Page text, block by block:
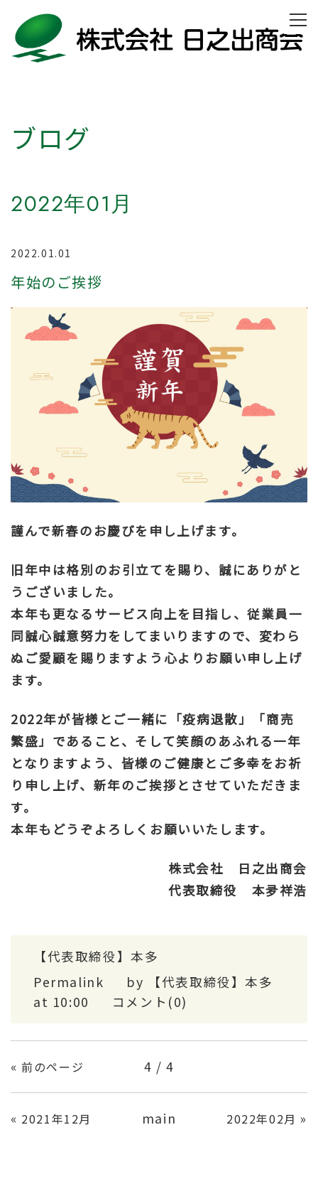
ブログ
2022年01月
2022.01.01
年始のご挨拶
謹んで新春のお慶びを申し上げます。
旧年中は格別のお引立てを賜り、誠にありがと
うございました。
本年も更なるサービス向上を目指し、従業員一
同誠心誠意努力をしてまいりますので、変わら
ぬご愛顧を賜りますよう心よりお願い申し上げ
ます。
2022年が皆様とご一緒に「疫病退散」「商売
繁盛」であること、そして笑顔のあふれる一年
となりますよう、皆様のご健康とご多幸をお祈
り申し上げ、新年のご挨拶とさせていただきま
す。
本年もどうぞよろしくお願いいたします。
株式会社 日之出商会
代表取締役 本夛祥浩
【代表取締役】本多
Permalink
by 【代表取締役】本多
at 10:00
コメント(0)
«前のページ 4 / 4
« 2021年12月 main 2022年02月 »